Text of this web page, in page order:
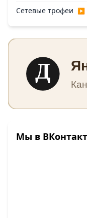
Сетевые трофеи ▶
Д
Мы в